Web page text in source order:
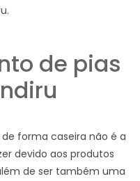
de pias
forma caseira não é a
devido aos produtos
de ser também uma